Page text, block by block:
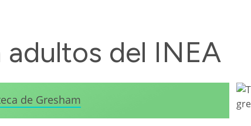
a la navegación
del INEA
de Gresham